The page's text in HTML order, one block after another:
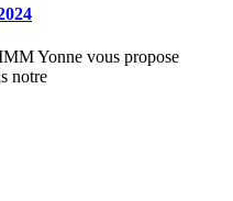
Yonne vous propose
notre